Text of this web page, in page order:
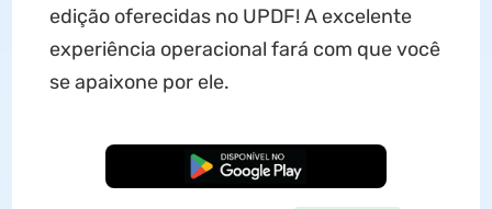
edição oferecidas no UPDF! A excelente
experiência operacional fará com que você
se apaixone por ele.
Baixar Grátis